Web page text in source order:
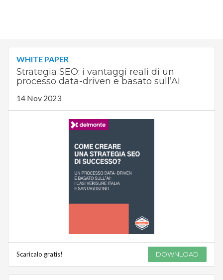
WHITE PAPER
Strategia SEO: i vantaggi reali di un
processo data-driven e basato sull’AI
14 Nov 2023
Scaricalo gratis! DOWNLOAD